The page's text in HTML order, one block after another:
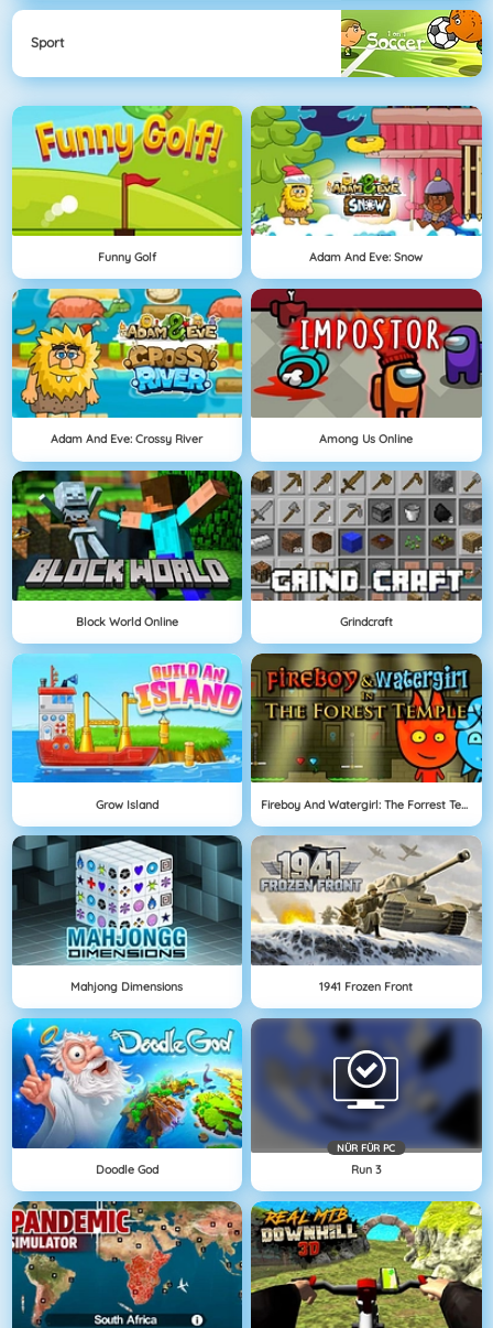
Sport
Funny Golf Adam And Eve: Snow
Adam And Eve: Crossy River Among Us Online
Block World Online Grindcraft
Grow Island Fireboy And Watergirl: The Forrest Temple
Mahjong Dimensions 1941 Frozen Front
Doodle God
NÜR FÜR PC
Run 3